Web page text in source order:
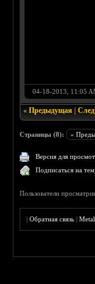
04-18-2013, 11:05
«Предыдущая |
Страницы (8): «
Версия для
Подписаться на
Пользователи
|Обратная связь |